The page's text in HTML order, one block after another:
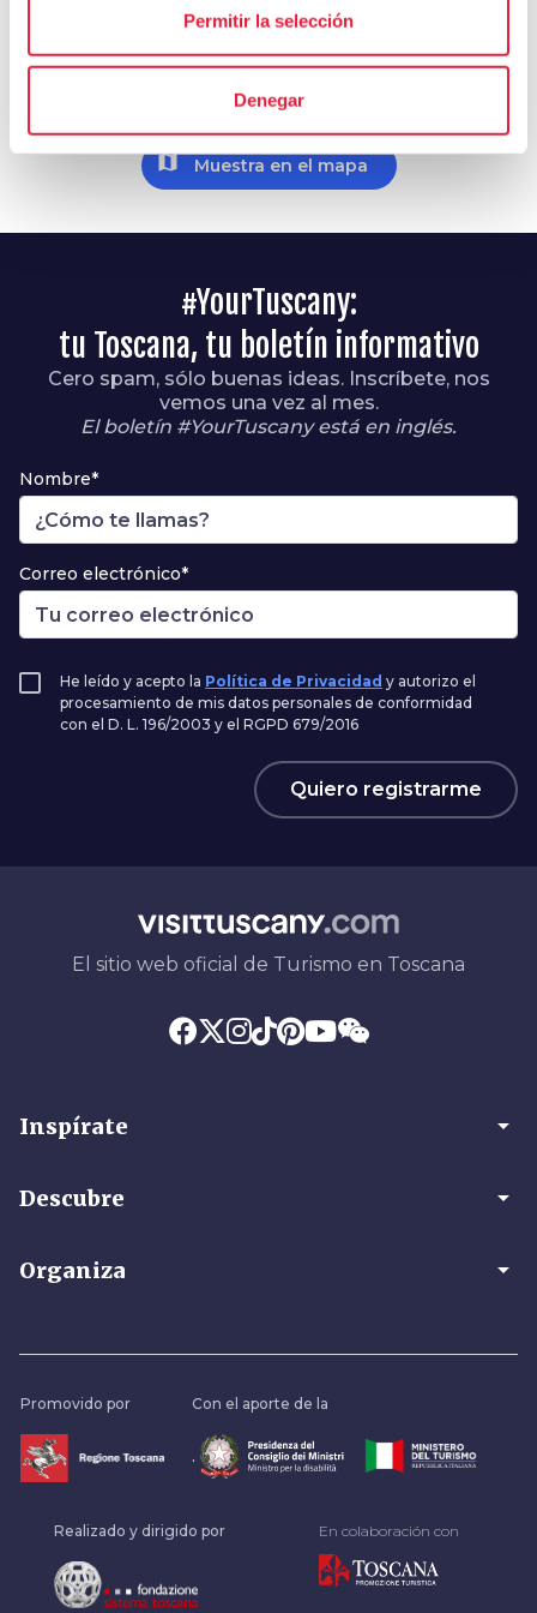
Permitir la selección
Denegar
Descubre lo que te puede interesar en los
alrededores de este itinerario
map Muestra en el mapa
#YourTuscany:
tu Toscana, tu boletín informativo
Cero spam, sólo buenas ideas. Inscríbete, nos
vemos una vez al mes.
El boletín #YourTuscany está en inglés.
Nombre*
Correo electrónico*
He leído y acepto la Política de Privacidad y autorizo el
procesamiento de mis datos personales de conformidad
con el D. L. 196/2003 y el RGPD 679/2016
Quiero registrarme
El sitio web oficial de Turismo en Toscana
Inspírate arrow_drop_down
Descubre arrow_drop_down
Organiza arrow_drop_down
Promovido por Con el aporte de la
.
Realizado y dirigido por En colaboración con